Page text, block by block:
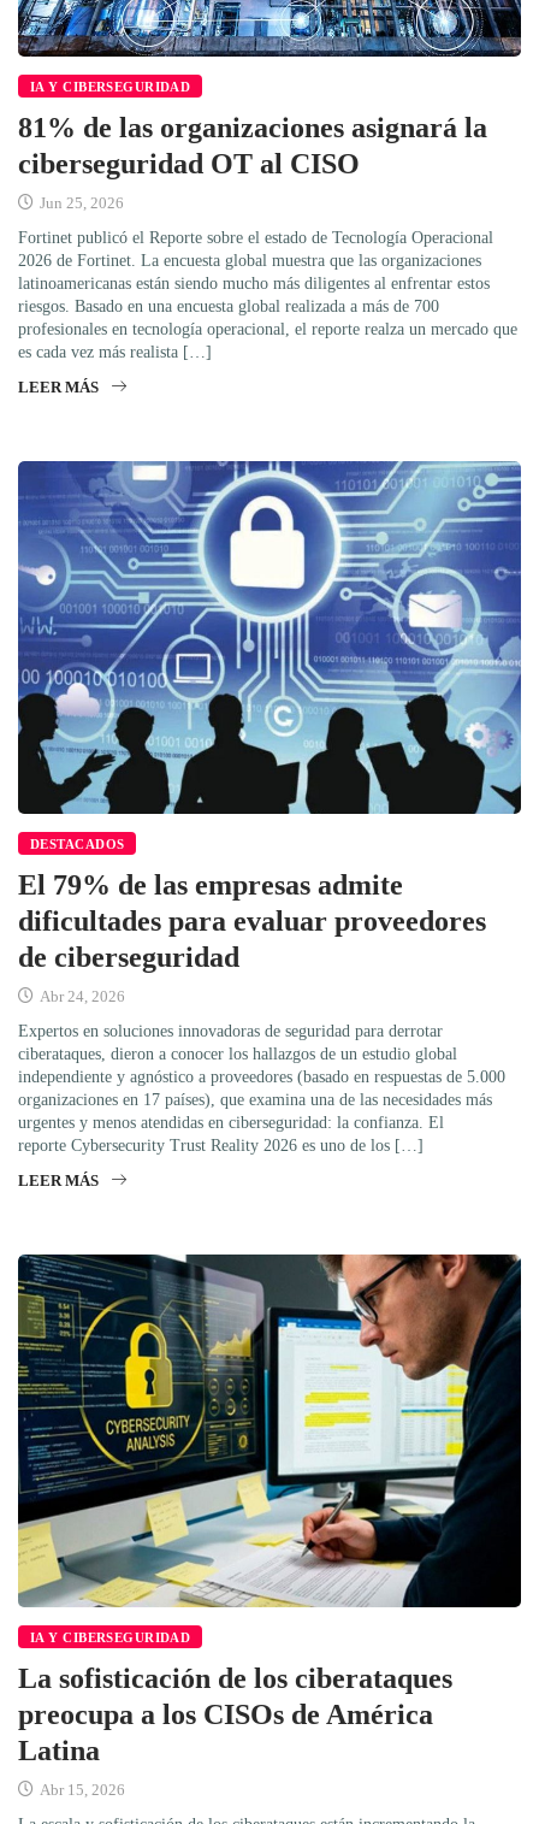
IA Y CIBERSEGURIDAD
81% de las organizaciones asignará la
ciberseguridad OT al CISO
Jun 25, 2026
Fortinet publicó el Reporte sobre el estado de Tecnología Operacional
2026 de Fortinet. La encuesta global muestra que las organizaciones
latinoamericanas están siendo mucho más diligentes al enfrentar estos
riesgos. Basado en una encuesta global realizada a más de 700
profesionales en tecnología operacional, el reporte realza un mercado que
es cada vez más realista […]
LEER MÁS
DESTACADOS
El 79% de las empresas admite
dificultades para evaluar proveedores
de ciberseguridad
Abr 24, 2026
Expertos en soluciones innovadoras de seguridad para derrotar
ciberataques, dieron a conocer los hallazgos de un estudio global
independiente y agnóstico a proveedores (basado en respuestas de 5.000
organizaciones en 17 países), que examina una de las necesidades más
urgentes y menos atendidas en ciberseguridad: la confianza. El
reporte Cybersecurity Trust Reality 2026 es uno de los […]
LEER MÁS
IA Y CIBERSEGURIDAD
La sofisticación de los ciberataques
preocupa a los CISOs de América
Latina
Abr 15, 2026